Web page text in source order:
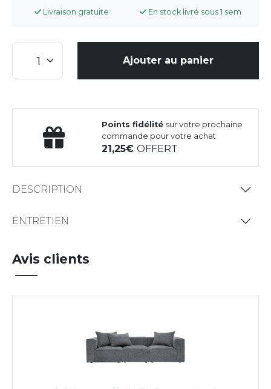
Livraison gratuite En stock livré sous 1 sem
Ajouter au panier
Points fidélité sur votre prochaine
commande pour votre achat
21,25OFFERT
DESCRIPTION
ENTRETIEN
Avis clients